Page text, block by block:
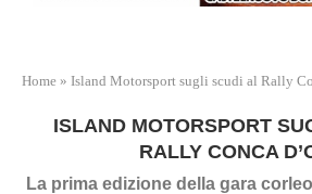
Home » Island Motorsport sugli scudi al Rally
ISLAND MOTORSPORT
RALLY CONCA
La prima edizione della gara